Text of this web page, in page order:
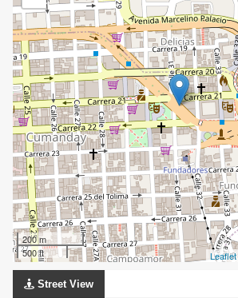
200 m
500 ft
Leaflet
Street View